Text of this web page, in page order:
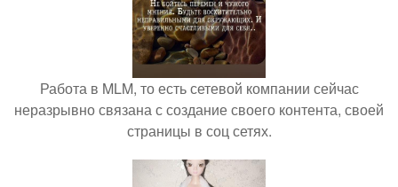
Работа в MLM, то есть сетевой компании сейчас
неразрывно связана с создание своего контента, своей
страницы в соц сетях.